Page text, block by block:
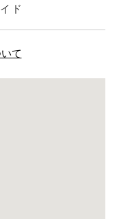
ド
て